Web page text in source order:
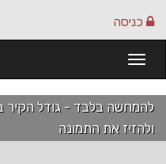
כניסה
ולהזיז את התמונה